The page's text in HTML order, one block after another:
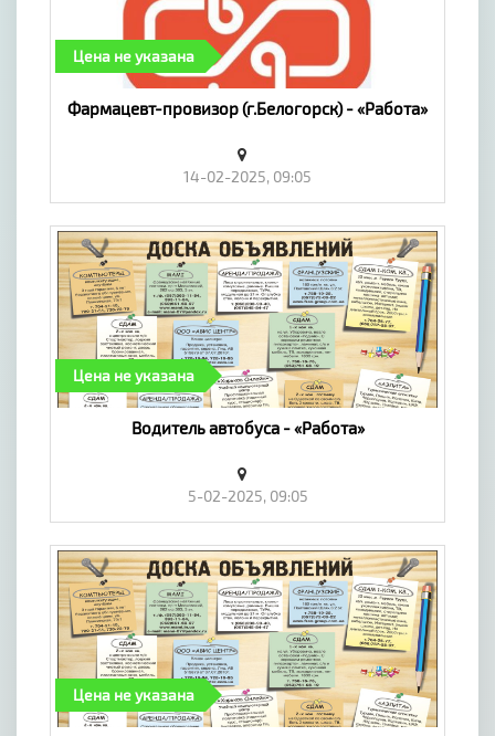
Цена не указана
Фармацевт-провизор (г.Белогорск) - «Работа»
14-02-2025, 09:05
Цена не указана
Водитель автобуса - «Работа»
5-02-2025, 09:05
Цена не указана